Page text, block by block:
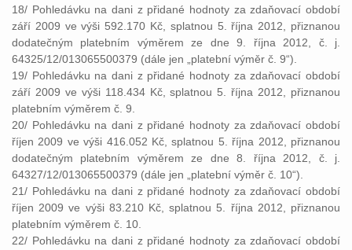
18/ Pohledávku na dani z přidané hodnoty za zdaňovací období
září 2009 ve výši 592.170 Kč, splatnou 5. října 2012, přiznanou
dodatečným platebním výměrem ze dne 9. října 2012, č. j.
64325/12/013065500379 (dále jen „platební výměr č. 9“).
19/ Pohledávku na dani z přidané hodnoty za zdaňovací období
září 2009 ve výši 118.434 Kč, splatnou 5. října 2012, přiznanou
platebním výměrem č. 9.
20/ Pohledávku na dani z přidané hodnoty za zdaňovací období
říjen 2009 ve výši 416.052 Kč, splatnou 5. října 2012, přiznanou
dodatečným platebním výměrem ze dne 8. října 2012, č. j.
64327/12/013065500379 (dále jen „platební výměr č. 10“).
21/ Pohledávku na dani z přidané hodnoty za zdaňovací období
říjen 2009 ve výši 83.210 Kč, splatnou 5. října 2012, přiznanou
platebním výměrem č. 10.
22/ Pohledávku na dani z přidané hodnoty za zdaňovací období